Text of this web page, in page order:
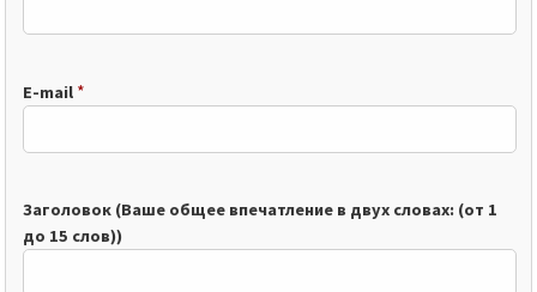
E-mail *
Заголовок (Ваше общее впечатление в двух словах: (от 1
до 15 слов))